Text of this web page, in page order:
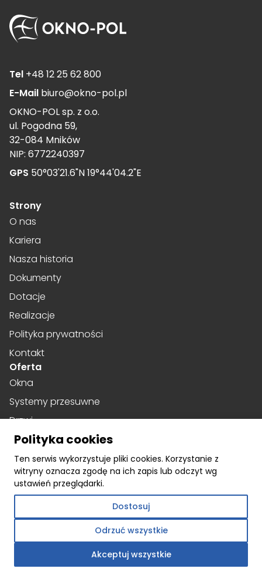
Polityka cookies
Ten serwis wykorzystuje pliki cookies. Korzystanie z
witryny oznacza zgodę na ich zapis lub odczyt wg
ustawień przeglądarki.
Dostosuj
Odrzuć wszystkie
Akceptuj wszystkie
Tel +48 12 25 62 800
E-Mail biuro@okno-pol.pl
OKNO-POL sp. z o.o.
ul. Pogodna 59,
32-084 Mników
NIP: 6772240397
GPS 50°03'21.6"N 19°44'04.2"E
Strony
O nas
Kariera
Nasza historia
Dokumenty
Dotacje
Realizacje
Polityka prywatności
Kontakt
Oferta
Okna
Systemy przesuwne
Drzwi
Drzwi harmonijkowe
Social media
Facebook
Instagram
©